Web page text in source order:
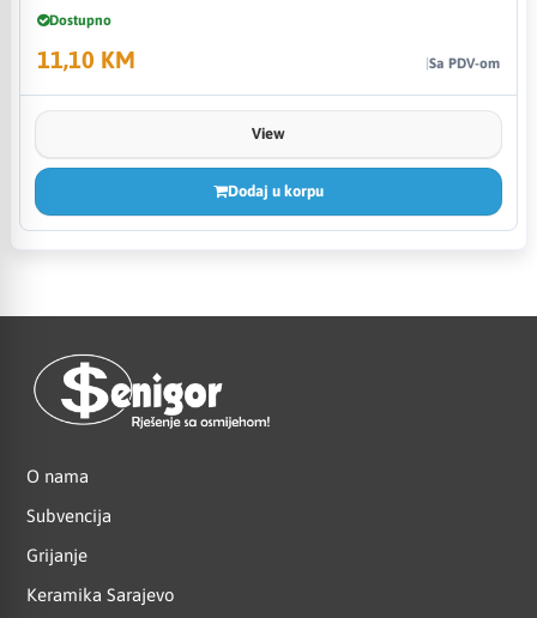
Dostupno
11,10 KM Sa PDV-om
View
Dodaj u korpu
O nama
Subvencija
Grijanje
Keramika Sarajevo